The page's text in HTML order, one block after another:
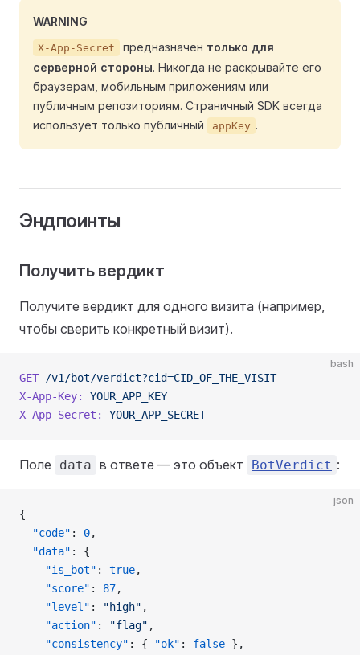
WARNING
X-App-Secret предназначен только для
серверной стороны. Никогда не раскрывайте его
браузерам, мобильным приложениям или
публичным репозиториям. Страничный SDK всегда
использует только публичный
appKey .
Эндпоинты
Получить вердикт
Получите вердикт для одного визита (например,
чтобы сверить конкретный визит).
bash
GET /v1/bot/verdict?cid=CID_OF_THE_VISIT
X-App-Key:
YOUR_APP_KEY
X-App-Secret:
YOUR_APP_SECRET
Поле data в ответе — это объект BotVerdict :
json
{
  "code"
: 0,
  "data"
: {
    "is_bot"
: true,
    "score"
: 87,
    "level"
: "high" ,
    "action"
: "flag" ,
    "consistency"
: { "ok" : false },